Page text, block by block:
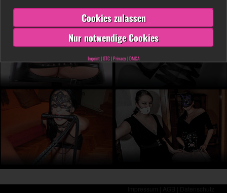
Cookies zulassen
Nur notwendige Cookies
Imprint|GTC|Privacy|DMCA
schafft!